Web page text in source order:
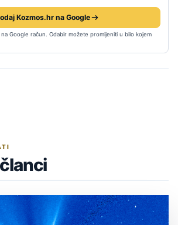
Kozmos.hr na Google
Google račun. Odabir možete promijeniti u bilo kojem